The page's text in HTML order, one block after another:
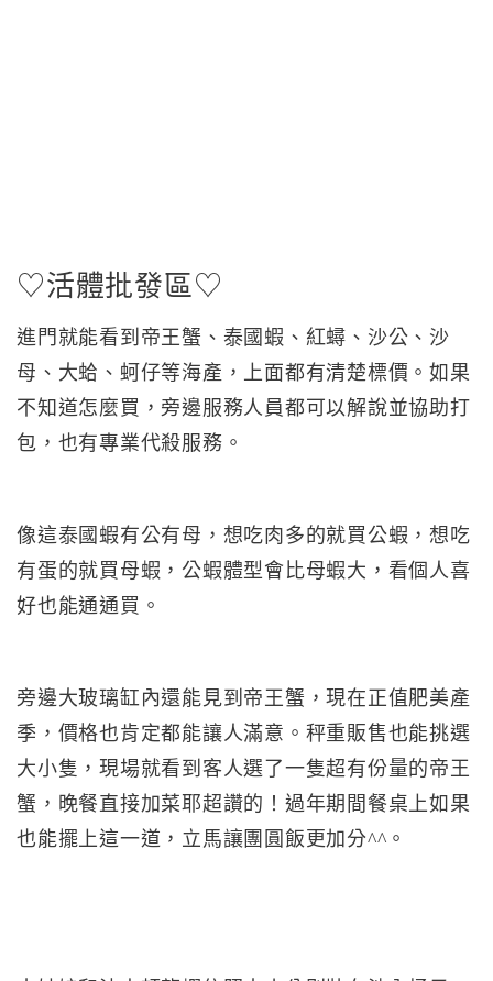
♡活體批發區♡
進門就能看到帝王蟹、泰國蝦、紅蟳、沙公、沙
母、大蛤、蚵仔等海產，上面都有清楚標價。如果
不知道怎麼買，旁邊服務人員都可以解說並協助打
包，也有專業代殺服務。
像這泰國蝦有公有母，想吃肉多的就買公蝦，想吃
有蛋的就買母蝦，公蝦體型會比母蝦大，看個人喜
好也能通通買。
旁邊大玻璃缸內還能見到帝王蟹，現在正值肥美產
季，價格也肯定都能讓人滿意。秤重販售也能挑選
大小隻，現場就看到客人選了一隻超有份量的帝王
蟹，晚餐直接加菜耶超讚的！過年期間餐桌上如果
也能擺上這一道，立馬讓團圓飯更加分^^。